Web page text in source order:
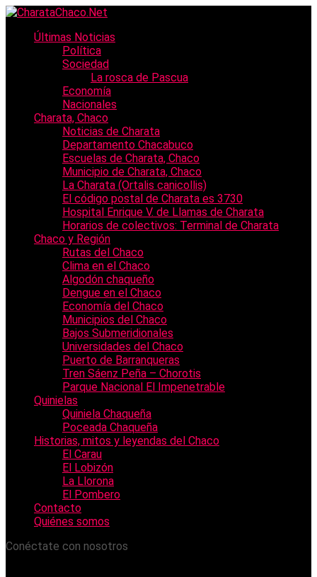
Últimas Noticias
Política
Sociedad
La rosca de Pascua
Economía
Nacionales
Charata, Chaco
Noticias de Charata
Departamento Chacabuco
Escuelas de Charata, Chaco
Municipio de Charata, Chaco
La Charata (Ortalis canicollis)
El código postal de Charata es 3730
Hospital Enrique V. de Llamas de Charata
Horarios de colectivos: Terminal de Charata
Chaco y Región
Rutas del Chaco
Clima en el Chaco
Algodón chaqueño
Dengue en el Chaco
Economía del Chaco
Municipios del Chaco
Bajos Submeridionales
Universidades del Chaco
Puerto de Barranqueras
Tren Sáenz Peña – Chorotis
Parque Nacional El Impenetrable
Quinielas
Quiniela Chaqueña
Poceada Chaqueña
Historias, mitos y leyendas del Chaco
El Carau
El Lobizón
La Llorona
El Pombero
Contacto
Quiénes somos
Conéctate con nosotros